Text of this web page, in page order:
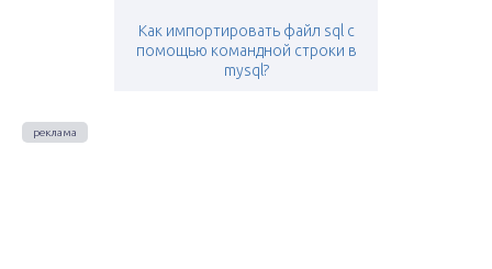
Как импортировать файл sql с
помощью командной строки в
mysql?